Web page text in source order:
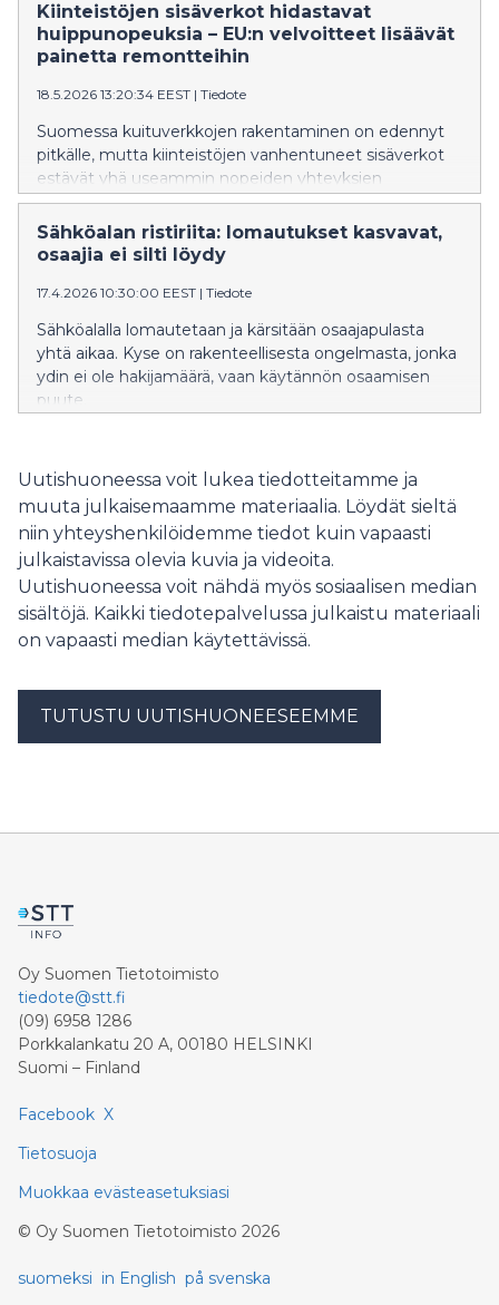
Kiinteistöjen sisäverkot hidastavat
huippunopeuksia – EU:n velvoitteet lisäävät
painetta remontteihin
18.5.2026 13:20:34 EEST | Tiedote
Suomessa kuituverkkojen rakentaminen on edennyt
pitkälle, mutta kiinteistöjen vanhentuneet sisäverkot
estävät yhä useammin nopeiden yhteyksien
toteutumisen.
Sähköalan ristiriita: lomautukset kasvavat,
osaajia ei silti löydy
17.4.2026 10:30:00 EEST | Tiedote
Sähköalalla lomautetaan ja kärsitään osaajapulasta
yhtä aikaa. Kyse on rakenteellisesta ongelmasta, jonka
ydin ei ole hakijamäärä, vaan käytännön osaamisen
puute.
Uutishuoneessa voit lukea tiedotteitamme ja
muuta julkaisemaamme materiaalia. Löydät sieltä
niin yhteyshenkilöidemme tiedot kuin vapaasti
julkaistavissa olevia kuvia ja videoita.
Uutishuoneessa voit nähdä myös sosiaalisen median
sisältöjä. Kaikki tiedotepalvelussa julkaistu materiaali
on vapaasti median käytettävissä.
TUTUSTU UUTISHUONEESEEMME
Oy Suomen Tietotoimisto
tiedote@stt.fi
(09) 6958 1286
Porkkalankatu 20 A, 00180 HELSINKI
Suomi – Finland
Facebook X
Tietosuoja
Muokkaa evästeasetuksiasi
© Oy Suomen Tietotoimisto 2026
suomeksi in English på svenska